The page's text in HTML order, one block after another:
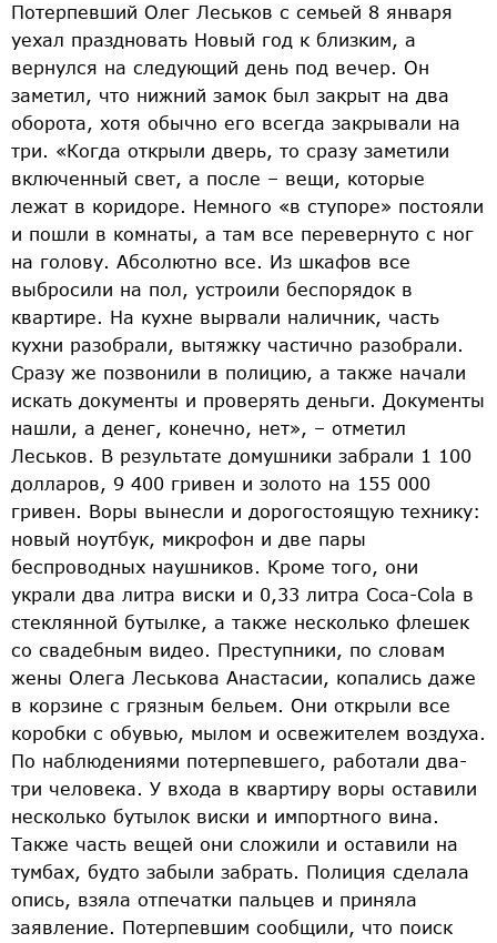
Потерпевший Олег Леськов с семьей 8 января
уехал праздновать Новый год к близким, а
вернулся на следующий день под вечер. Он
заметил, что нижний замок был закрыт на два
оборота, хотя обычно его всегда закрывали на
три. «Когда открыли дверь, то сразу заметили
включенный свет, а после – вещи, которые
лежат в коридоре. Немного «в ступоре» постояли
и пошли в комнаты, а там все перевернуто с ног
на голову. Абсолютно все. Из шкафов все
выбросили на пол, устроили беспорядок в
квартире. На кухне вырвали наличник, часть
кухни разобрали, вытяжку частично разобрали.
Сразу же позвонили в полицию, а также начали
искать документы и проверять деньги. Документы
нашли, а денег, конечно, нет», – отметил
Леськов. В результате домушники забрали 1 100
долларов, 9 400 гривен и золото на 155 000
гривен. Воры вынесли и дорогостоящую технику:
новый ноутбук, микрофон и две пары
беспроводных наушников. Кроме того, они
украли два литра виски и 0,33 литра Coca-Cola в
стеклянной бутылке, а также несколько флешек
со свадебным видео. Преступники, по словам
жены Олега Леськова Анастасии, копались даже
в корзине с грязным бельем. Они открыли все
коробки с обувью, мылом и освежителем воздуха.
По наблюдениями потерпевшего, работали два-
три человека. У входа в квартиру воры оставили
несколько бутылок виски и импортного вина.
Также часть вещей они сложили и оставили на
тумбах, будто забыли забрать. Полиция сделала
опись, взяла отпечатки пальцев и приняла
заявление. Потерпевшим сообщили, что поиск